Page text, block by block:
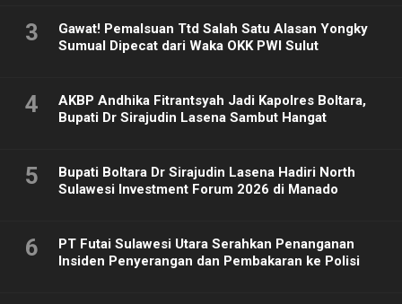
3
Gawat! Pemalsuan Ttd Salah Satu Alasan Yongky
Sumual Dipecat dari Waka OKK PWI Sulut
4
AKBP Andhika Fitrantsyah Jadi Kapolres Boltara,
Bupati Dr Sirajudin Lasena Sambut Hangat
5
Bupati Boltara Dr Sirajudin Lasena Hadiri North
Sulawesi Investment Forum 2026 di Manado
6
PT Futai Sulawesi Utara Serahkan Penanganan
Insiden Penyerangan dan Pembakaran ke Polisi